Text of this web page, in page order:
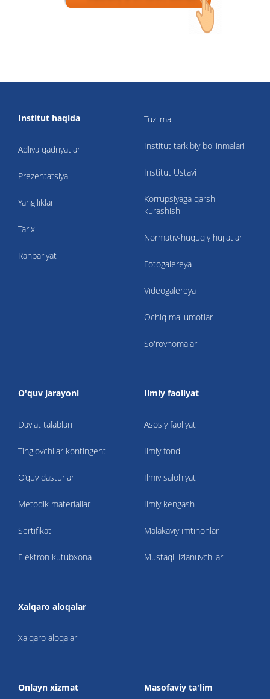
Institut haqida
Adliya qadriyatlari
Prezentatsiya
Yangiliklar
Tarix
Rahbariyat
Tuzilma
Institut tarkibiy bo'linmalari
Institut Ustavi
Korrupsiyaga qarshi
kurashish
Normativ-huquqiy hujjatlar
Fotogalereya
Videogalereya
Ochiq ma'lumotlar
So'rovnomalar
O'quv jarayoni
Davlat talablari
Tinglovchilar kontingenti
O‘quv dasturlari
Metodik materiallar
Sertifikat
Elektron kutubxona
Ilmiy faoliyat
Asosiy faoliyat
Ilmiy fond
Ilmiy salohiyat
Ilmiy kengash
Malakaviy imtihonlar
Mustaqil izlanuvchilar
Xalqaro aloqalar
Xalqaro aloqalar
Onlayn xizmat Masofaviy ta'lim